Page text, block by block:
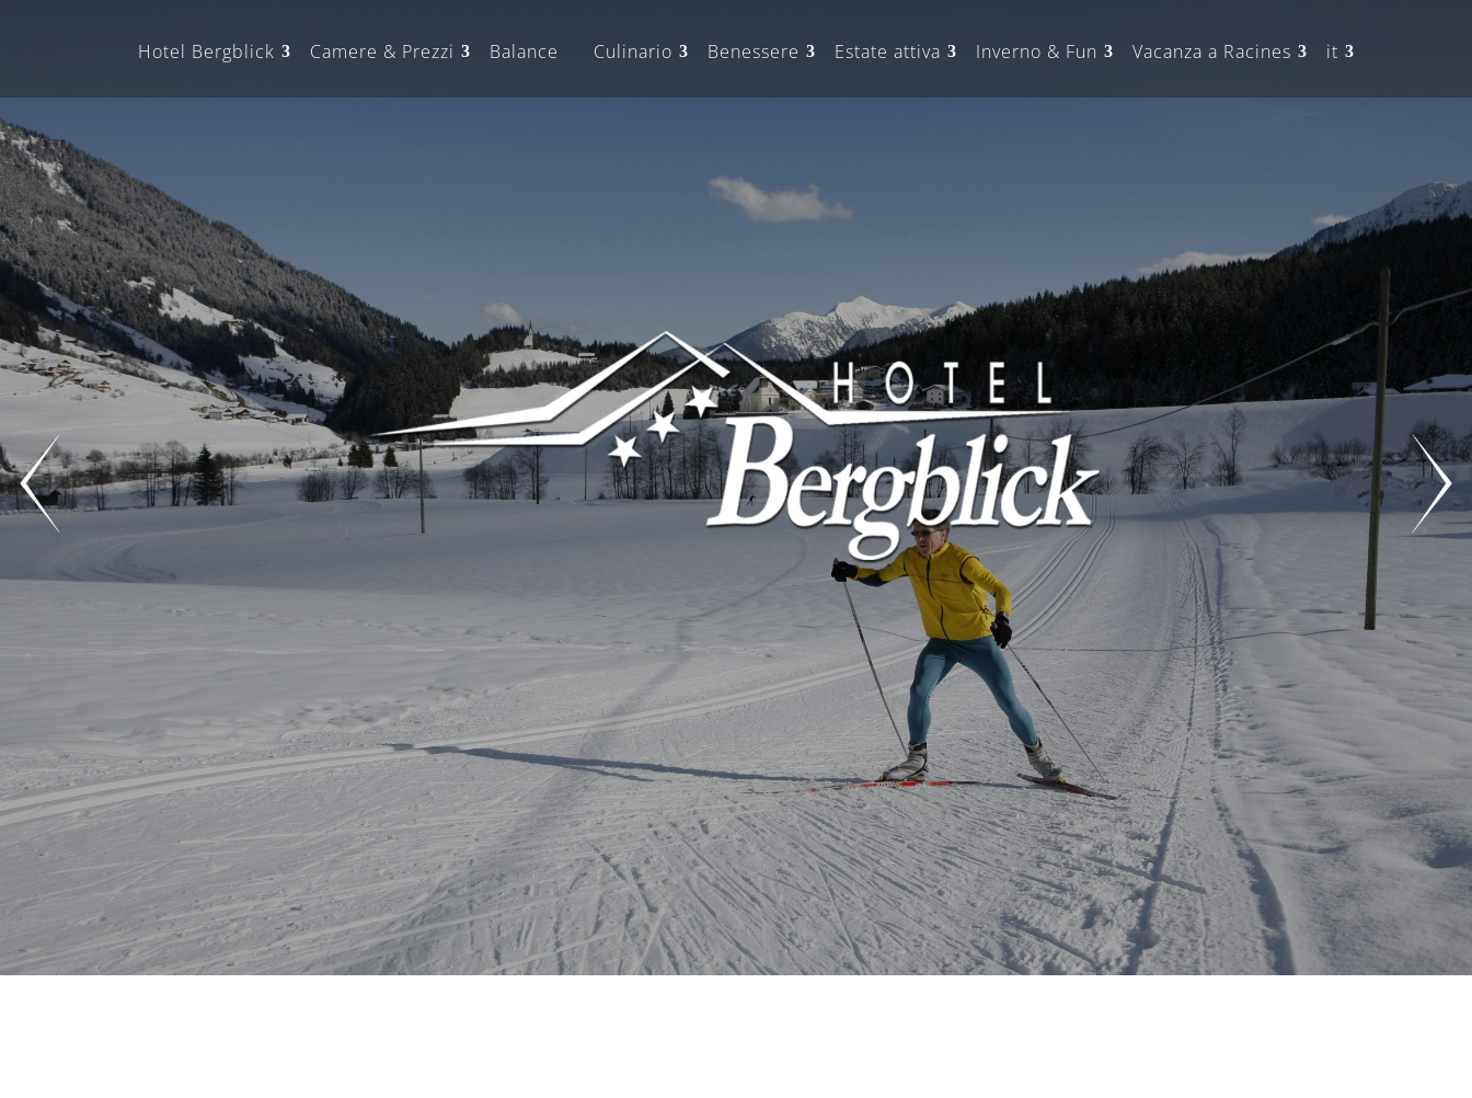
Hotel Bergblick Camere & Prezzi Balance Culinario Benessere Estate attiva Inverno & Fun Vacanza a Racines it